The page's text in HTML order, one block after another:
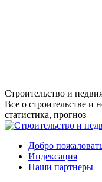
Перейти
к
содержанию
Строительство и
Все о строительстве и
статистика, прогноз
Добро
Индексация
Наши партнеры